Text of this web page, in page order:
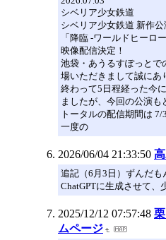
シベリア少女鉄道
シベリア少女鉄道 新作公
「降臨 -ワールドヒーロ
映像配信決定！
池袋・あうるすぽっとで
場いただきまして誠にあ
終わって5日程経った今
ましたが、今回の公演も
トータルの配信期間は 7/
一度の
2026/06/04 21:33:50
追記（6月3日）ずんだ
ChatGPTに生成させて、
2025/12/12 07:57:48
ムページ